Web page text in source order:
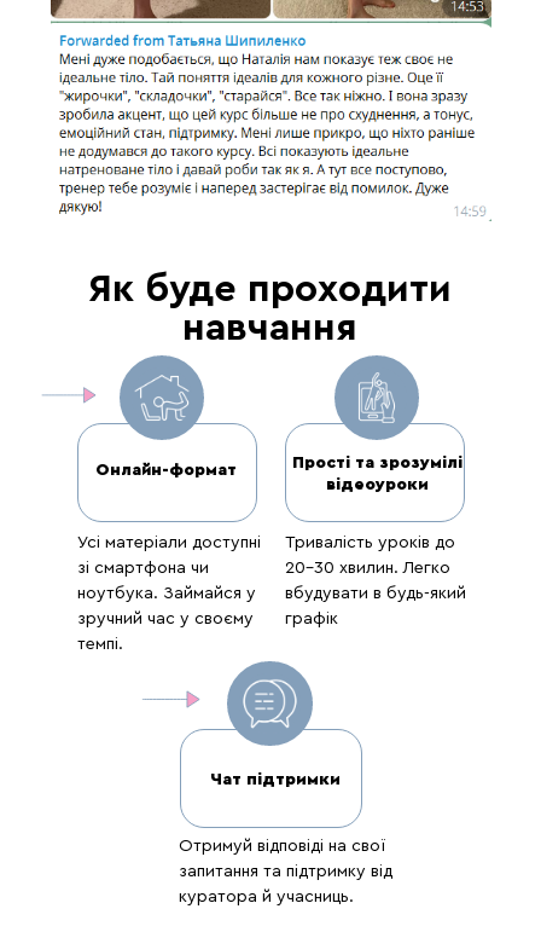
Як буде проходити
навчання
Чат підтримки
Отримуй відповіді на свої
запитання та підтримку від
куратора й учасниць.
Прості та зрозумілі
відеоуроки
Тривалість уроків до
20-30 хвилин. Легко
вбудувати в будь-який
графік
Онлайн-формат
Усі матеріали доступні
зі смартфона чи
ноутбука. Займайся у
зручний час у своєму
темпі.